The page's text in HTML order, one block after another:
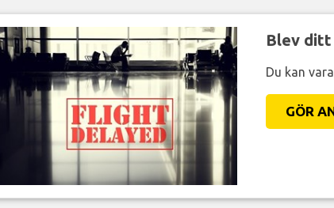
Blev
Du kan
GÖR